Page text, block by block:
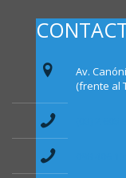
Av.
(frente al